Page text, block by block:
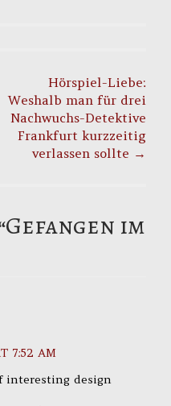
Hörspiel-Liebe:
Weshalb man für drei
Nachwuchs-Detektive
Frankfurt kurzzeitig
verlassen sollte →
Gefangen im
7:52 AM
interesting design